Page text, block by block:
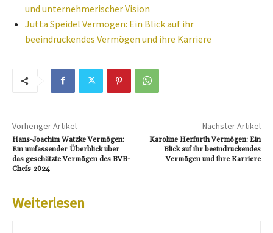
und unternehmerischer Vision
Jutta Speidel Vermögen: Ein Blick auf ihr
beeindruckendes Vermögen und ihre Karriere
Vorheriger Artikel
Hans-Joachim Watzke Vermögen:
Ein umfassender Überblick über
das geschätzte Vermögen des BVB-
Chefs 2024
Nächster Artikel
Karoline Herfurth Vermögen: Ein
Blick auf ihr beeindruckendes
Vermögen und ihre Karriere
Weiterlesen